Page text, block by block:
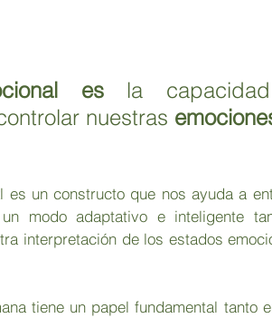
es la
nuestras
es un constructo que nos ayuda a
modo adaptativo e inteligente
interpretación de los estados
tiene un papel fundamental tanto